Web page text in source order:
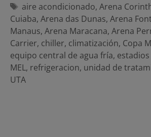
Etiquetas
aire acondicionado, Arena
Cuiaba, Arena das Dunas, Arena
Manaus, Arena Maracana, Arena
Carrier, chiller, climatización, Copa
equipo central de agua fría,
MEL, refrigeracion, unidad de
UTA